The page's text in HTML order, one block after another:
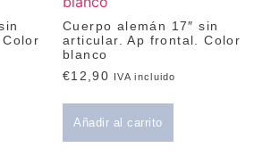
Cuerpo alemán 17″ sin
articular. Ap frontal. Color
blanco
€12,90 IVA incluido
Añadir al carrito